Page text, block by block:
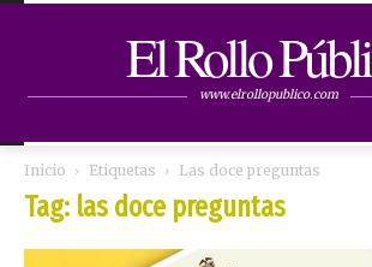
El Rollo
www.elrollopublico.com
Inicio Etiquetas Las doce preguntas
Tag: las doce preguntas